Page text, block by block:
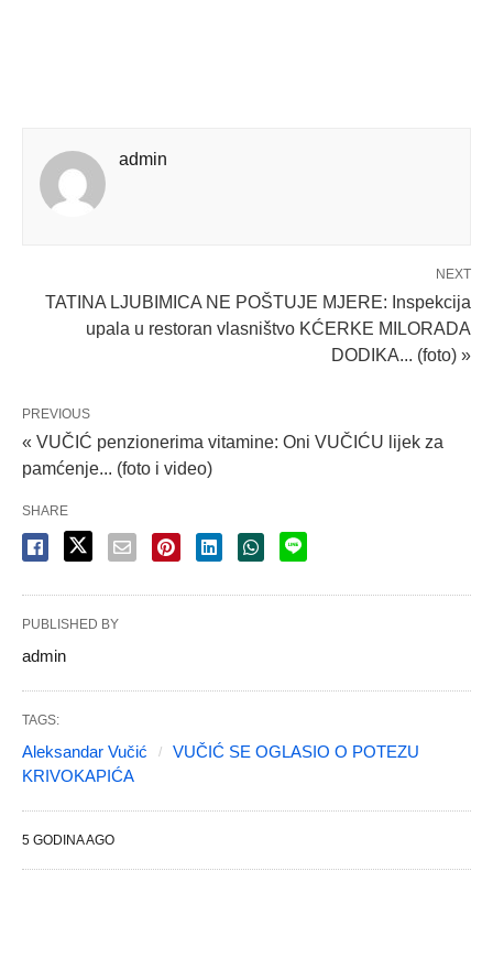
admin
NEXT
TATINA LJUBIMICA NE POŠTUJE MJERE: Inspekcija
upala u restoran vlasništvo KĆERKE MILORADA
DODIKA... (foto) »
PREVIOUS
« VUČIĆ penzionerima vitamine: Oni VUČIĆU lijek za
pamćenje... (foto i video)
SHARE
PUBLISHED BY
admin
TAGS:
Aleksandar Vučić
VUČIĆ SE OGLASIO O POTEZU
KRIVOKAPIĆA
5 GODINA AGO